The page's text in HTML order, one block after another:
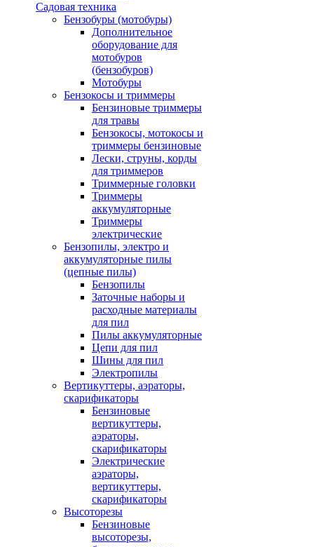
Садовая техника
Бензобуры (мотобуры)
Дополнительное
оборудование для
мотобуров
(бензобуров)
Мотобуры
Бензокосы и триммеры
Бензиновые триммеры
для травы
Бензокосы, мотокосы и
триммеры бензиновые
Лески, струны, корды
для триммеров
Триммерные головки
Триммеры
аккумуляторные
Триммеры
электрические
Бензопилы, электро и
аккумуляторные пилы
(цепные пилы)
Бензопилы
Заточные наборы и
расходные материалы
для пил
Пилы аккумуляторные
Цепи для пил
Шины для пил
Электропилы
Вертикуттеры, аэраторы,
скарификаторы
Бензиновые
вертикуттеры,
аэраторы,
скарификаторы
Электрические
аэраторы,
вертикуттеры,
скарификаторы
Высоторезы
Бензиновые
высоторезы,